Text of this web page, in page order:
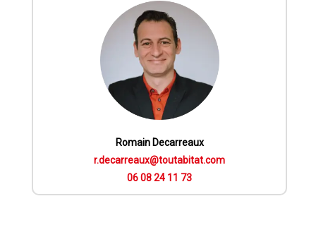
Romain Decarreaux
r.decarreaux@toutabitat.com
06 08 24 11 73